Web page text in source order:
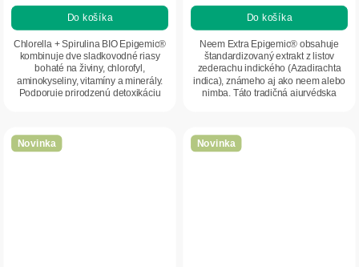
Do košíka
Chlorella + Spirulina BIO Epigemic®
kombinuje dve sladkovodné riasy
bohaté na živiny, chlorofyl,
aminokyseliny, vitamíny a minerály.
Podporuje prirodzenú detoxikáciu
Do košíka
Neem Extra Epigemic® obsahuje
štandardizovaný extrakt z listov
zederachu indického (Azadirachta
indica), známeho aj ako neem alebo
nimba. Táto tradičná ajurvédska
Novinka Novinka